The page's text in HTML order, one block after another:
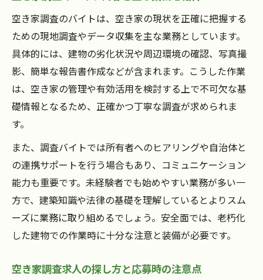
空き家調査のバイトは、空き家の現状を正確に把握する
ための現地調査やデータ収集を主な業務としています。
具体的には、建物の劣化状況や周辺環境の確認、写真撮
影、簡単な報告書作成などが含まれます。こうした作業
は、空き家の管理や有効活用を検討する上で不可欠な基
礎情報となるため、正確かつ丁寧な調査が求められま
す。
また、調査バイトでは所有者へのヒアリングや自治体と
の連携サポートを行う場合もあり、コミュニケーション
能力も重要です。未経験者でも始めやすい業務が多い一
方で、建築知識や法律の基礎を理解しているとよりスム
ーズに業務に取り組めるでしょう。安全面では、老朽化
した建物での作業時に十分な注意と装備が必要です。
空き家調査求人の探し方と応募時の注意点